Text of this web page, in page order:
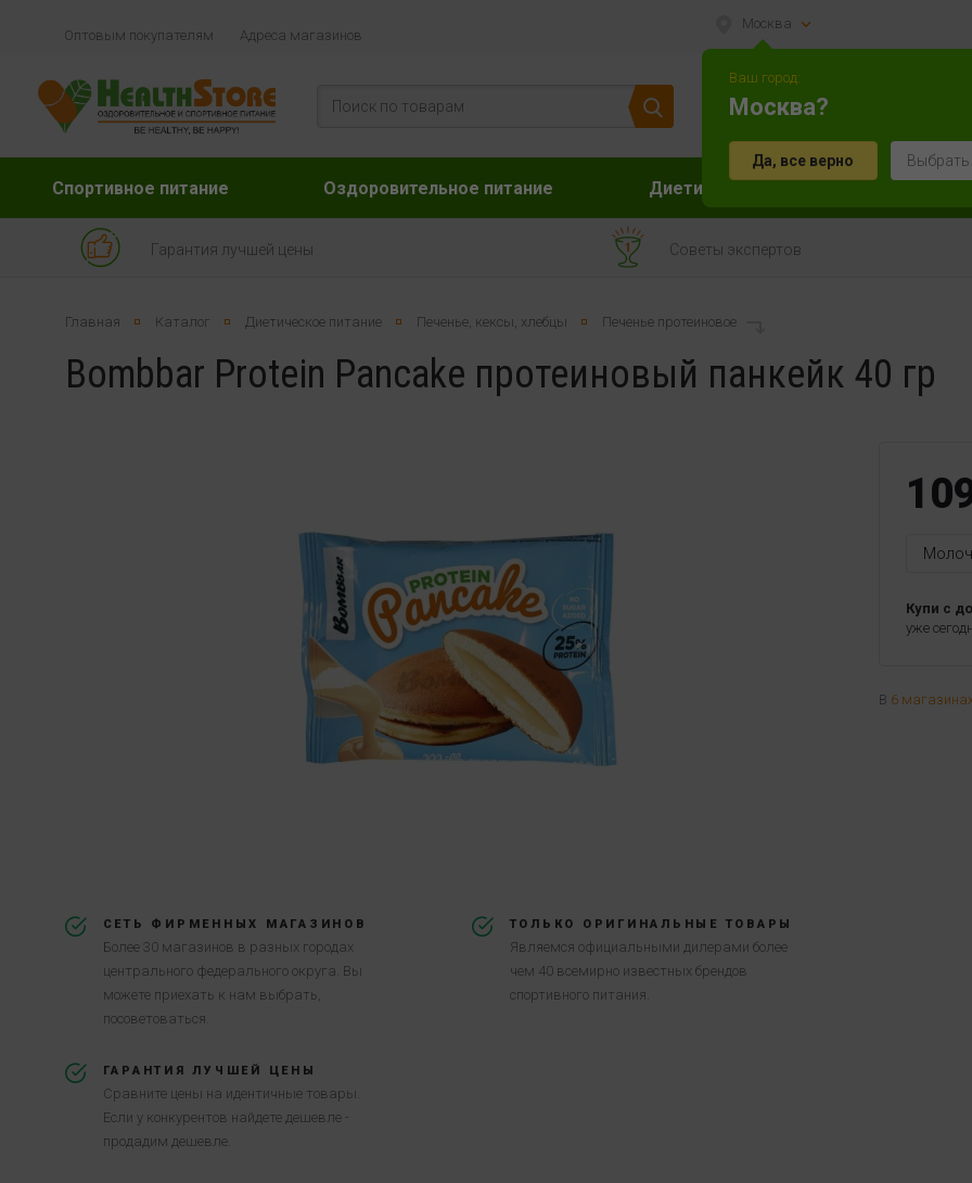
Оптовым покупателям Адреса магазинов
Москва
Спортивное питание Оздоровительное питание Диетическое питание
Гарантия лучшей цены Советы экспертов
Главная Каталог Диетическое питание Печенье, кексы, хлебцы Печенье протеиновое
Bombbar Protein Pancake протеиновый панкейк 40 гр
Купи с
уже
В 6
СЕТЬ ФИРМЕННЫХ МАГАЗИНОВ
Более 30 магазинов в разных городах
центрального федерального округа. Вы
можете приехать к нам выбрать,
посоветоваться.
ТОЛЬКО ОРИГИНАЛЬНЫЕ ТОВАРЫ
Являемся официальными дилерами более
чем 40 всемирно известных брендов
спортивного питания.
ГАРАНТИЯ ЛУЧШЕЙ ЦЕНЫ
Сравните цены на идентичные товары.
Если у конкурентов найдете дешевле -
продадим дешевле.
Ваш город:
Москва?
Да, все верно Выбрать